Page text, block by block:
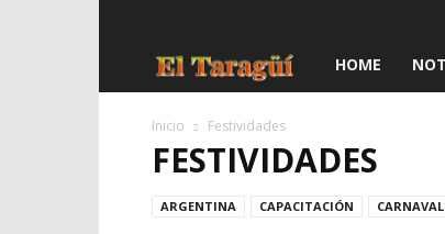
HOME
Inicio Festividades
FESTIVIDADES
ARGENTINA CAPACITACIÓN